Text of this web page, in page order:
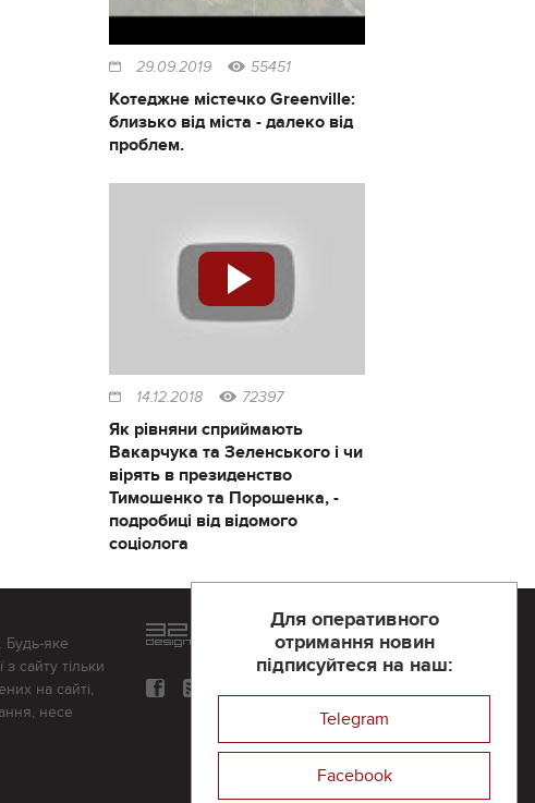
29.09.2019 55451
Котеджне містечко Greenville:
близько від міста - далеко від
проблем.
14.12.2018 72397
Як рівняни сприймають
Вакарчука та Зеленського і чи
вірять в президенство
Тимошенко та Порошенка, -
подробиці від відомого
соціолога
Для оперативного
отримання новин
підписуйтеся на наш:
Telegram
Facebook
Будь-яке
сайту тільки
на сайті,
несе
Розроблений та підтримується
компанії 32х32